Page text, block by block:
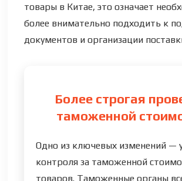
товары в Китае, это означает
более внимательно подходить к
документов и организации
Более строгая
таможенной
Одно из ключевых изменений —
контроля за таможенной
товаров. Таможенные органы